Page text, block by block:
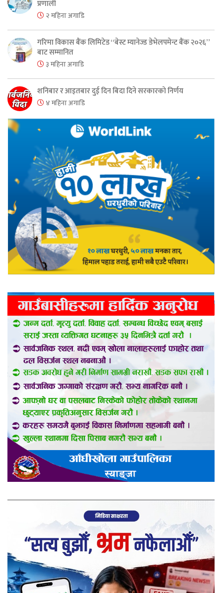
प्रणाली
२ महिना अगाडि
गरिमा विकास बैंक लिमिटेड “बेस्ट म्यानेज्ड डेभेलपमेन्ट बैंक २०२६”
बाट सम्मानित
३ महिना अगाडि
शनिबार र आइतबार दुई दिन बिदा दिने सरकारको निर्णय
४ महिना अगाडि